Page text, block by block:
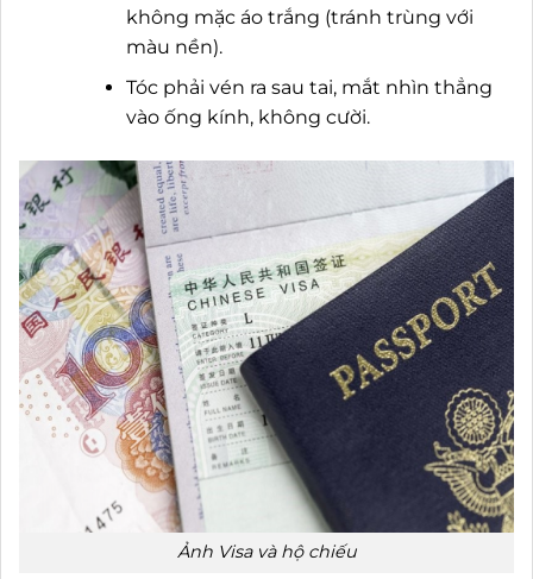
không mặc áo trắng (tránh trùng với
màu nền).
Tóc phải vén ra sau tai, mắt nhìn thẳng
vào ống kính, không cười.
Ảnh Visa và hộ chiếu